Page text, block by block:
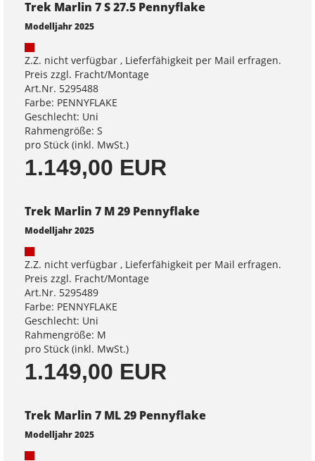
Trek Marlin 7 S 27.5 Pennyflake
Modelljahr 2025
Z.Z. nicht verfügbar , Lieferfähigkeit per Mail erfragen.
Preis zzgl. Fracht/Montage
Art.Nr. 5295488
Farbe: PENNYFLAKE
Geschlecht: Uni
Rahmengröße: S
pro Stück (inkl. MwSt.)
1.149,00 EUR
Trek Marlin 7 M 29 Pennyflake
Modelljahr 2025
Z.Z. nicht verfügbar , Lieferfähigkeit per Mail erfragen.
Preis zzgl. Fracht/Montage
Art.Nr. 5295489
Farbe: PENNYFLAKE
Geschlecht: Uni
Rahmengröße: M
pro Stück (inkl. MwSt.)
1.149,00 EUR
Trek Marlin 7 ML 29 Pennyflake
Modelljahr 2025